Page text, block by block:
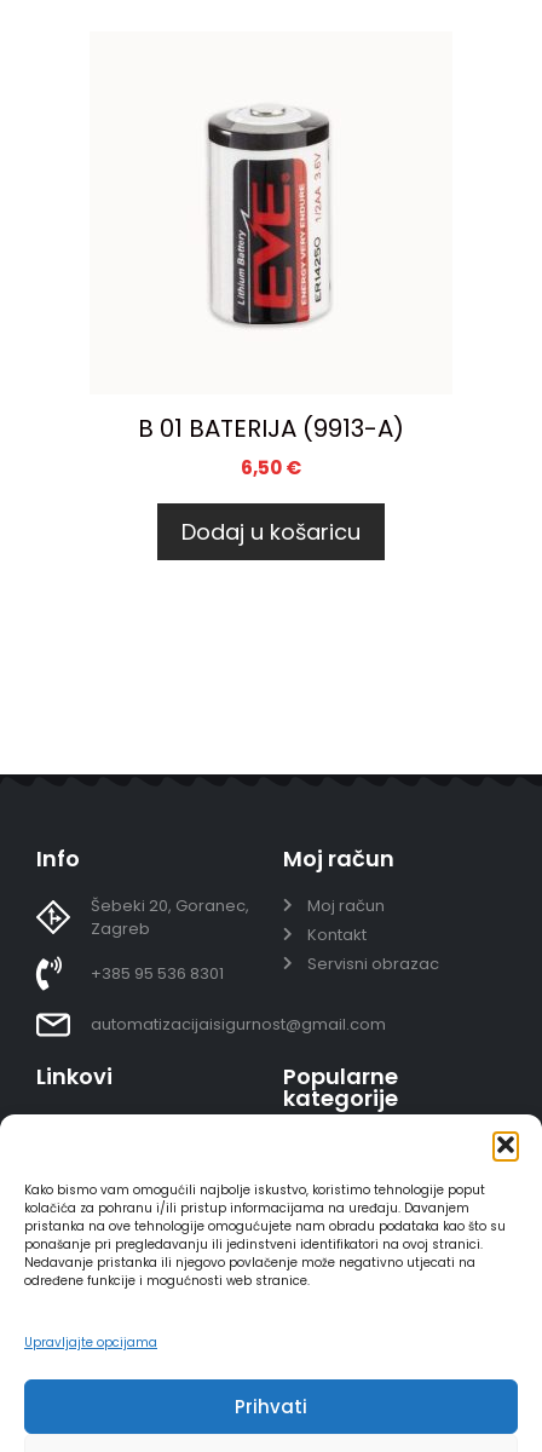
Kako bismo vam omogućili najbolje iskustvo, koristimo tehnologije poput
kolačića za pohranu i/ili pristup informacijama na uređaju. Davanjem
pristanka na ove tehnologije omogućujete nam obradu podataka kao što su
ponašanje pri pregledavanju ili jedinstveni identifikatori na ovoj stranici.
Nedavanje pristanka ili njegovo povlačenje može negativno utjecati na
određene funkcije i mogućnosti web stranice.
Upravljajte opcijama
Prihvati
B 01 BATERIJA (9913-A)
6,50€
Dodaj u košaricu
Info
Šebeki 20, Goranec,
Zagreb
+385 95 536 8301
automatizacijaisigurnost@gmail.com
Moj račun
Moj račun
Kontakt
Servisni obrazac
Linkovi
Sigurno plaćanje
karticama
Dostava
Načini plaćanja
Raskid ugovora
Popularne
kategorije
Video nadzor - kompleti
AJAX alarmi
HIKVISION portafoni
REOLINK kamere
DVC portafoni
2025 - Automatizacija i sigurnost